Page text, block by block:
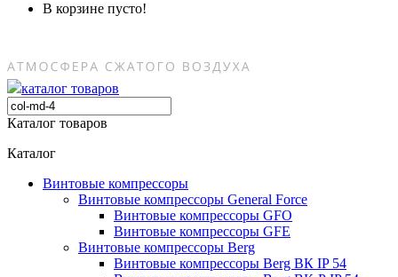
В корзине пусто!
каталог товаров
Каталог товаров
Каталог
Винтовые компрессоры
Винтовые компрессоры General Force
Винтовые компрессоры GFO
Винтовые компрессоры GFE
Винтовые компрессоры Berg
Винтовые компрессоры Berg ВК IP 54